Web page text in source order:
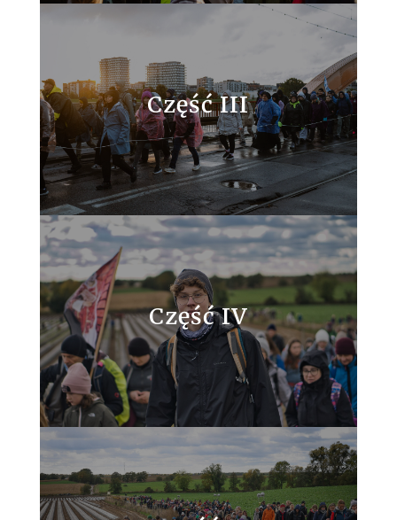
Część III
Część IV